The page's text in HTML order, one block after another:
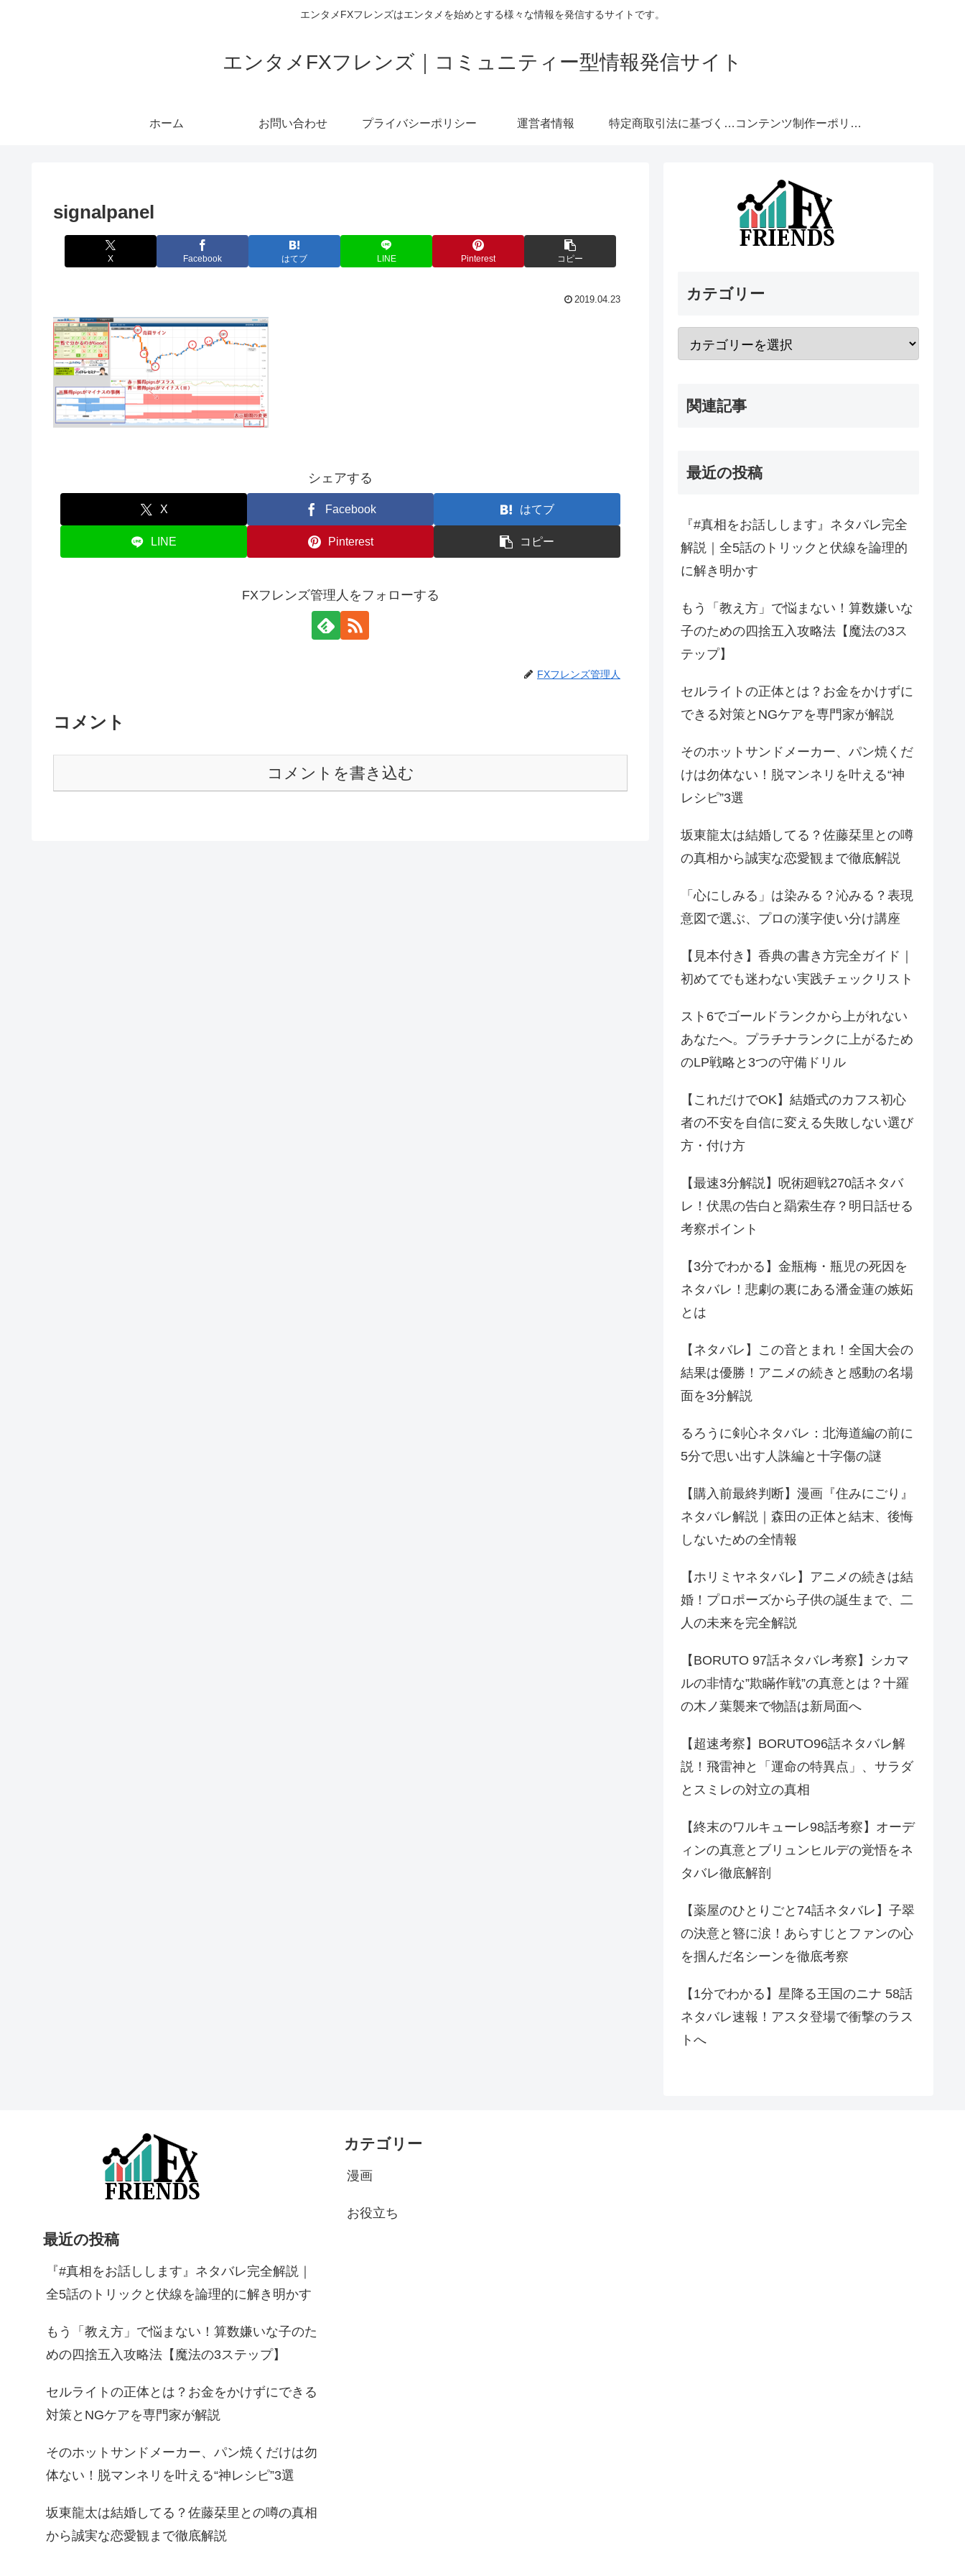
エンタメFXフレンズはエンタメを始めとする様々な情報を発信するサイトです。
エンタメFXフレンズ｜コミュニティー型情報発信サイト
ホーム お問い合わせ プライバシーポリシー 運営者情報 特定商取引法に基づく表記 コンテンツ制作ーポリシー
signalpanel
X Facebook はてブ LINE Pinterest コピー
2019.04.23
シェアする
X Facebook はてブ
LINE Pinterest コピー
FXフレンズ管理人をフォローする
FXフレンズ管理人
コメント
コメントを書き込む
カテゴリー
関連記事
最近の投稿
『#真相をお話しします』ネタバレ完全
解説｜全5話のトリックと伏線を論理的
に解き明かす
もう「教え方」で悩まない！算数嫌いな
子のための四捨五入攻略法【魔法の3ス
テップ】
セルライトの正体とは？お金をかけずに
できる対策とNGケアを専門家が解説
そのホットサンドメーカー、パン焼くだ
けは勿体ない！脱マンネリを叶える“神
レシピ”3選
坂東龍太は結婚してる？佐藤栞里との噂
の真相から誠実な恋愛観まで徹底解説
「心にしみる」は染みる？沁みる？表現
意図で選ぶ、プロの漢字使い分け講座
【見本付き】香典の書き方完全ガイド｜
初めてでも迷わない実践チェックリスト
スト6でゴールドランクから上がれない
あなたへ。プラチナランクに上がるため
のLP戦略と3つの守備ドリル
【これだけでOK】結婚式のカフス初心
者の不安を自信に変える失敗しない選び
方・付け方
【最速3分解説】呪術廻戦270話ネタバ
レ！伏黒の告白と羂索生存？明日話せる
考察ポイント
【3分でわかる】金瓶梅・瓶児の死因を
ネタバレ！悲劇の裏にある潘金蓮の嫉妬
とは
【ネタバレ】この音とまれ！全国大会の
結果は優勝！アニメの続きと感動の名場
面を3分解説
るろうに剣心ネタバレ：北海道編の前に
5分で思い出す人誅編と十字傷の謎
【購入前最終判断】漫画『住みにごり』
ネタバレ解説｜森田の正体と結末、後悔
しないための全情報
【ホリミヤネタバレ】アニメの続きは結
婚！プロポーズから子供の誕生まで、二
人の未来を完全解説
【BORUTO 97話ネタバレ考察】シカマ
ルの非情な”欺瞞作戦”の真意とは？十羅
の木ノ葉襲来で物語は新局面へ
【超速考察】BORUTO96話ネタバレ解
説！飛雷神と「運命の特異点」、サラダ
とスミレの対立の真相
【終末のワルキューレ98話考察】オーデ
ィンの真意とブリュンヒルデの覚悟をネ
タバレ徹底解剖
【薬屋のひとりごと74話ネタバレ】子翠
の決意と簪に涙！あらすじとファンの心
を掴んだ名シーンを徹底考察
【1分でわかる】星降る王国のニナ 58話
ネタバレ速報！アスタ登場で衝撃のラス
トへ
最近の投稿
『#真相をお話しします』ネタバレ完全解説｜
全5話のトリックと伏線を論理的に解き明かす
もう「教え方」で悩まない！算数嫌いな子のた
めの四捨五入攻略法【魔法の3ステップ】
セルライトの正体とは？お金をかけずにできる
対策とNGケアを専門家が解説
そのホットサンドメーカー、パン焼くだけは勿
体ない！脱マンネリを叶える“神レシピ”3選
坂東龍太は結婚してる？佐藤栞里との噂の真相
から誠実な恋愛観まで徹底解説
カテゴリー
漫画
お役立ち